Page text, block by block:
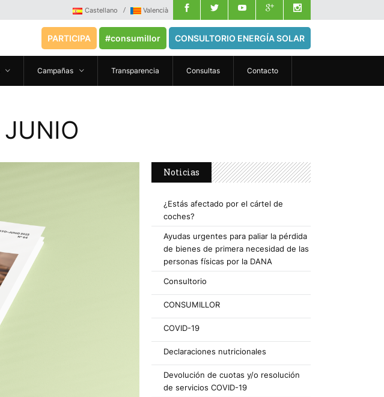
Castellano Valencià
PARTICIPA #consumillor CONSULTORIO ENERGÍA SOLAR
Campañas Transparencia Consultas Contacto
Noticias
¿Estás afectado por el cártel de
coches?
Ayudas urgentes para paliar la pérdida
de bienes de primera necesidad de las
personas físicas por la DANA
Consultorio
CONSUMILLOR
COVID-19
Declaraciones nutricionales
Devolución de cuotas y/o resolución
de servicios COVID-19